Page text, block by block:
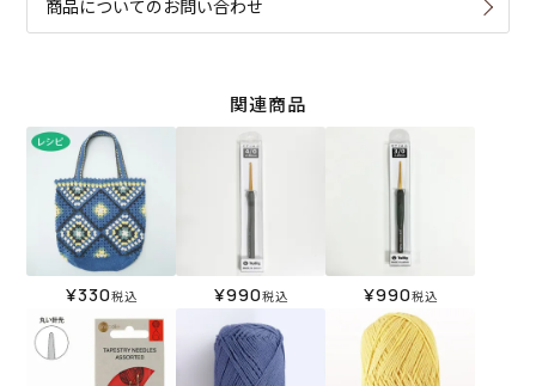
商品についてのお問い合わせ
関連商品
¥330税込 ¥990税込 ¥990税込